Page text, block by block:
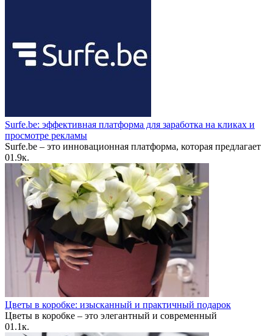
Surfe.be: эффективная платформа для заработка на кликах и
просмотре рекламы
Surfe.be – это инновационная платформа, которая предлагает
01.9к.
Цветы в коробке: изысканный и практичный подарок
Цветы в коробке – это элегантный и современный
01.1к.